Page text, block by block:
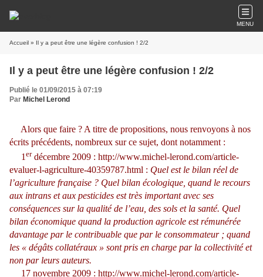
MENU
Accueil » Il y a peut être une légère confusion ! 2/2
Il y a peut être une légère confusion ! 2/2
Publié le 01/09/2015 à 07:19
Par Michel Lerond
Alors que faire ? A titre de propositions, nous renvoyons à nos
écrits précédents, nombreux sur ce sujet, dont notamment :
1 erdécembre 2009 : http://www.michel-lerond.com/article-
evaluer-l-agriculture-40359787.html : Quel est le bilan réel de
l’agriculture française ? Quel bilan écologique, quand le recours
aux intrans et aux pesticides est très important avec ses
conséquences sur la qualité de l’eau, des sols et la santé. Quel
bilan économique quand la production agricole est rémunérée
davantage par le contribuable que par le consommateur ; quand
les « dégâts collatéraux » sont pris en charge par la collectivité et
non par leurs auteurs.
17 novembre 2009 : http://www.michel-lerond.com/article-